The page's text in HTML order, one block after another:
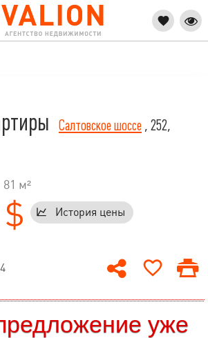
Салтовское шоссе , 252,
81 м²
История цены
уже